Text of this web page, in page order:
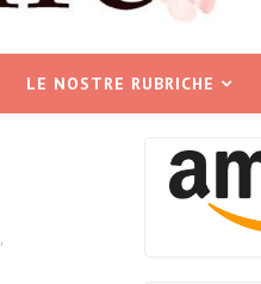
LE NOSTRE RUBRICHE
,